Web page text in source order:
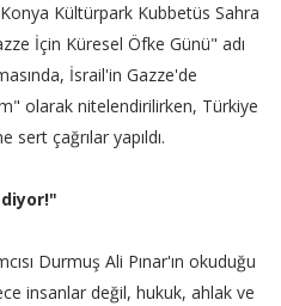
Kültürpark Kubbetüs Sahra
İçin Küresel Öfke Günü" adı
İsrail'in Gazze'de
olarak nitelendirilirken, Türkiye
sert çağrılar yapıldı.
Durmuş Ali Pınar'ın okuduğu
insanlar değil, hukuk, ahlak ve